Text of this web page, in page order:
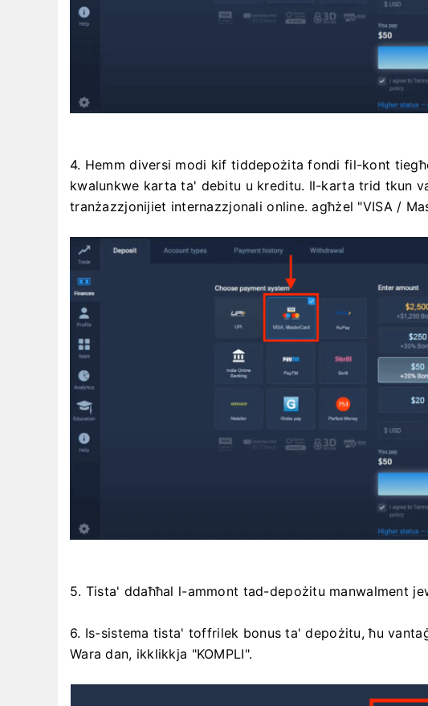
4. Hemm diversi modi kif tiddepożita fondi fil-kont
kwalunkwe karta ta' debitu u kreditu. Il-karta trid tkun
tranżazzjonijiet internazzjonali online. agħżel "VISA /
5. Tista' ddaħħal l-ammont tad-depożitu manwalment
6. Is-sistema tista' toffrilek bonus ta' depożitu, ħu
Wara dan, ikklikkja "KOMPLI".